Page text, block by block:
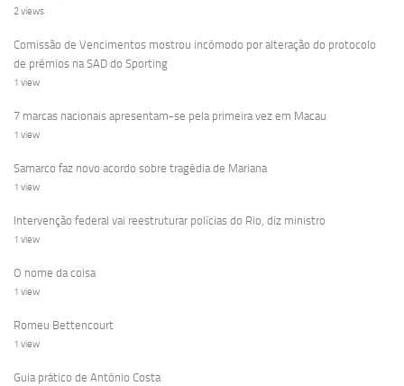
2 views
Comissão de Vencimentos mostrou incómodo por alteração do protocolo
de prémios na SAD do Sporting
1 view
7 marcas nacionais apresentam-se pela primeira vez em Macau
1 view
Samarco faz novo acordo sobre tragédia de Mariana
1 view
Intervenção federal vai reestruturar polícias do Rio, diz ministro
1 view
O nome da coisa
1 view
Romeu Bettencourt
1 view
Guia prático de António Costa